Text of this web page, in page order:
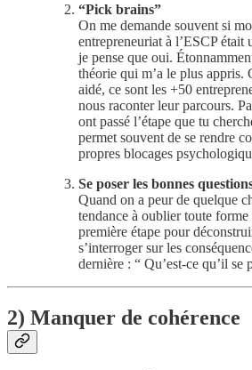
“Pick brains”
On me demande souvent si
entrepreneuriat à l’ESCP était
je pense que oui.
théorie qui m’a le plus appris.
aidé, ce sont les +50
nous raconter leur parcours.
ont passé l’étape que tu
permet souvent de se rendre
propres blocages
Se poser les bonnes
Quand on a peur de quelque
tendance à oublier toute
première étape pour
s’interroger sur les
dernière : “ Qu’est-ce qu’il se
2) Manquer de cohérence